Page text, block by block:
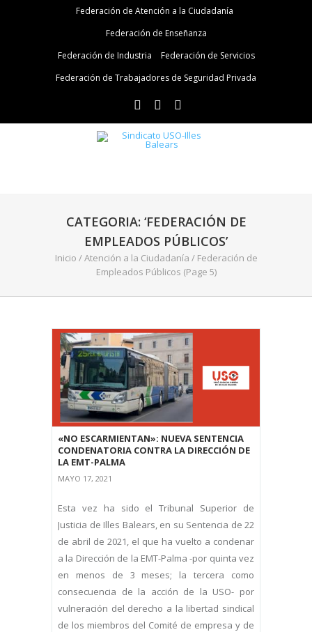
Federación de Atención a la Ciudadanía
Federación de Enseñanza
Federación de Industria
Federación de Servicios
Federación de Trabajadores de Seguridad Privada
CATEGORIA: ‘FEDERACIÓN DE
EMPLEADOS PÚBLICOS’
Inicio /Atención a la Ciudadanía / Federación de
Empleados Públicos (Page 5)
«NO ESCARMIENTAN»: NUEVA SENTENCIA
CONDENATORIA CONTRA LA DIRECCIÓN DE
LA EMT-PALMA
MAYO 17, 2021
Esta vez ha sido el Tribunal Superior de
Justicia de Illes Balears, en su Sentencia de 22
de abril de 2021, el que ha vuelto a condenar
a la Dirección de la EMT-Palma -por quinta vez
en menos de 3 meses; la tercera como
consecuencia de la acción de la USO- por
vulneración del derecho a la libertad sindical
de los miembros del Comité de empresa y de